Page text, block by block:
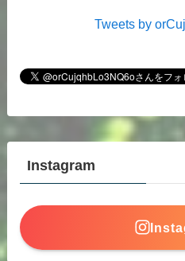
Tweets by
Instagram